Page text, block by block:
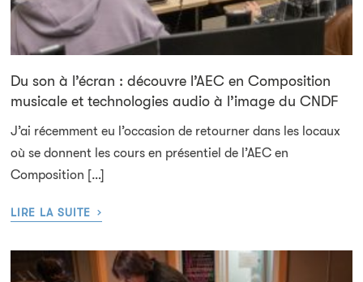
Du son à l’écran : découvre l’AEC en Composition
musicale et technologies audio à l’image du CNDF
J’ai récemment eu l’occasion de retourner dans les locaux
où se donnent les cours en présentiel de l’AEC en
Composition […]
LIRE LA SUITE ›